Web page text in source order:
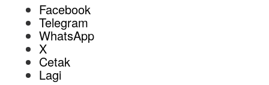
Facebook
Telegram
WhatsApp
X
Cetak
Lagi